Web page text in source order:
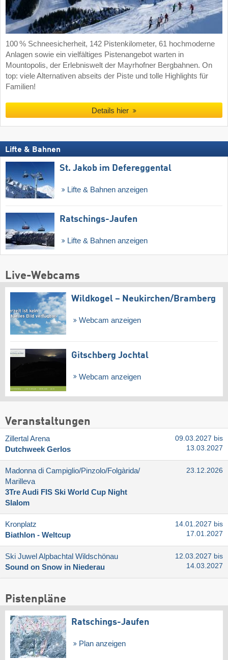
100 % Schneesicherheit, 142 Pistenkilometer, 61 hochmoderne
Anlagen sowie ein vielfältiges Pistenangebot warten in
Mountopolis, der Erlebniswelt der Mayrhofner Bergbahnen. On
top: viele Alternativen abseits der Piste und tolle Highlights für
Familien!
Details hier
Lifte & Bahnen
St. Jakob im Defereggental
Lifte & Bahnen anzeigen
Ratschings-Jaufen
Lifte & Bahnen anzeigen
Live-Webcams
Wildkogel – Neukirchen/​Bramberg
Webcam anzeigen
Gitschberg Jochtal
Webcam anzeigen
Veranstaltungen
Zillertal Arena
Dutchweek Gerlos
09.03.2027 bis
13.03.2027
Madonna di Campiglio/​Pinzolo/​Folgàrida/​
Marilleva
3Tre Audi FIS Ski World Cup Night
Slalom
23.12.2026
Kronplatz
Biathlon - Weltcup
14.01.2027 bis
17.01.2027
Ski Juwel Alpbachtal Wildschönau
Sound on Snow in Niederau
12.03.2027 bis
14.03.2027
Pistenpläne
Ratschings-Jaufen
Plan anzeigen